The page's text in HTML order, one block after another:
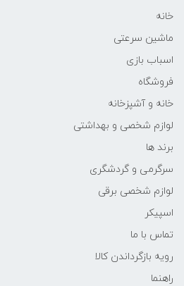
خانه
ماشین سرعتی
اسباب بازی
فروشگاه
خانه و آشپزخانه
لوازم شخصی و بهداشتی
برند ها
سرگرمی و گردشگری
لوازم شخصی برقی
اسپیکر
تماس با ما
رویه بازگرداندن کالا
راهنما